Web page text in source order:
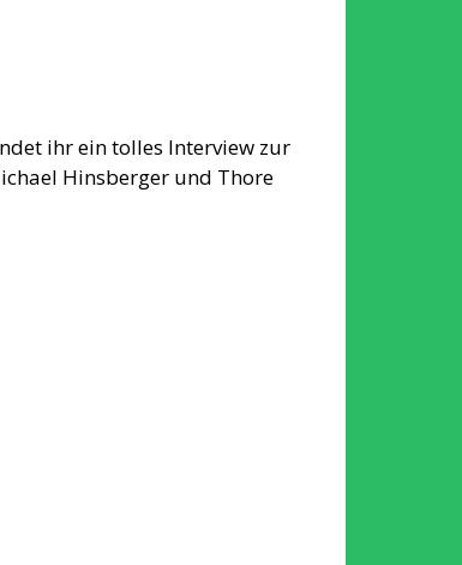
ihr ein tolles Interview zur
Hinsberger und Thore